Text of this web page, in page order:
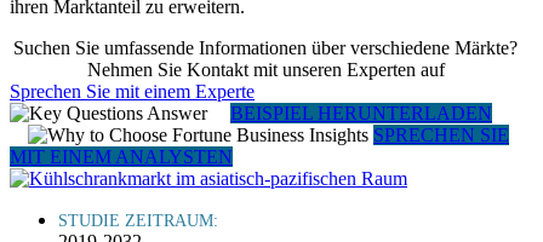
ihren Marktanteil zu erweitern.
Suchen Sie umfassende Informationen über verschiedene Märkte?
Nehmen Sie Kontakt mit unseren Experten auf
Sprechen Sie mit einem Experte
BEISPIEL HERUNTERLADEN
SPRECHEN SIE
MIT EINEM ANALYSTEN
STUDIE ZEITRAUM: